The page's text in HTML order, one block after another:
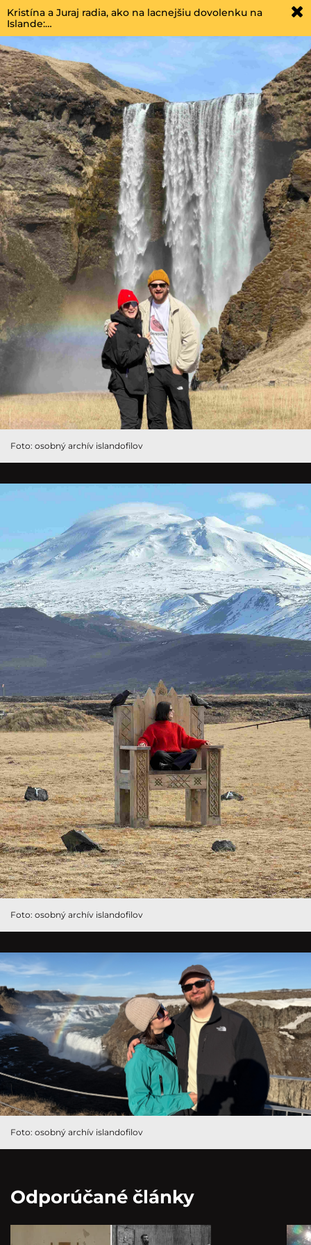
Kristína a Juraj radia, ako na lacnejšiu dovolenku na
Islande:…
Foto: osobný archív islandofilov
Foto: osobný archív islandofilov
Foto: osobný archív islandofilov
Odporúčané články